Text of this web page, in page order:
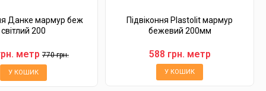
Данке мармур беж
світлий 200
метр 770 грн.
У КОШИК
Підвіконня Plastolit мармур
бежевий 200мм
588 грн. метр
У КОШИК